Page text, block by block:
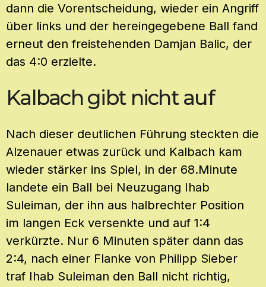
dann die Vorentscheidung, wieder ein Angriff
über links und der hereingegebene Ball fand
erneut den freistehenden Damjan Balic, der
das 4:0 erzielte.
Kalbach gibt nicht auf
Nach dieser deutlichen Führung steckten die
Alzenauer etwas zurück und Kalbach kam
wieder stärker ins Spiel, in der 68.Minute
landete ein Ball bei Neuzugang Ihab
Suleiman, der ihn aus halbrechter Position
im langen Eck versenkte und auf 1:4
verkürzte. Nur 6 Minuten später dann das
2:4, nach einer Flanke von Philipp Sieber
traf Ihab Suleiman den Ball nicht richtig,